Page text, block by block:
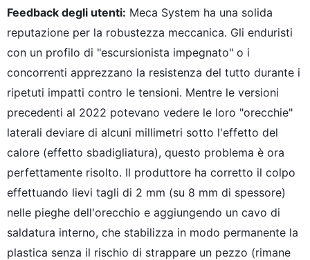
Feedback degli utenti: Meca System ha una solida
reputazione per la robustezza meccanica. Gli enduristi
con un profilo di "escursionista impegnato" o i
concorrenti apprezzano la resistenza del tutto durante i
ripetuti impatti contro le tensioni. Mentre le versioni
precedenti al 2022 potevano vedere le loro "orecchie"
laterali deviare di alcuni millimetri sotto l'effetto del
calore (effetto sbadigliatura), questo problema è ora
perfettamente risolto. Il produttore ha corretto il colpo
effettuando lievi tagli di 2 mm (su 8 mm di spessore)
nelle pieghe dell'orecchio e aggiungendo un cavo di
saldatura interno, che stabilizza in modo permanente la
plastica senza il rischio di strappare un pezzo (rimane